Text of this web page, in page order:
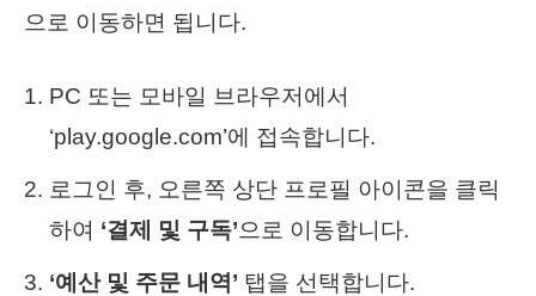
으로 이동하면 됩니다.
PC 또는 모바일 브라우저에서
‘play.google.com’에 접속합니다.
로그인 후, 오른쪽 상단 프로필 아이콘을 클릭
하여 ‘결제 및 구독’으로 이동합니다.
‘예산 및 주문 내역’ 탭을 선택합니다.